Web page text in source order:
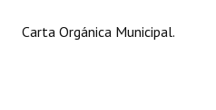
Informes de Unidad
Carta Orgánica Municipal.